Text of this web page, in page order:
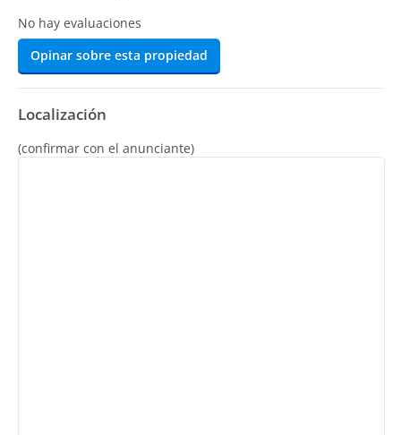
No hay evaluaciones
Opinar sobre esta propiedad
Localización
(confirmar con el anunciante)